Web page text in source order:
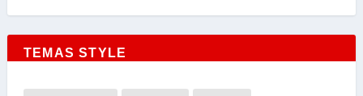
TEMAS STYLE